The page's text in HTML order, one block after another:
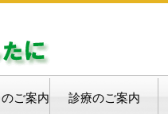
ご案内 診療のご案内